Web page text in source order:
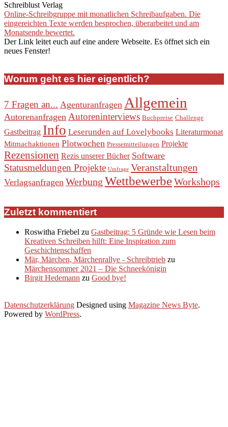
Schreiblust Verlag
Online-Schreibgruppe mit monatlichen Schreibaufgaben. Die
eingereichten Texte werden besprochen, überarbeitet und am
Monatsende bewertet.
Der Link leitet euch auf eine andere Webseite. Es öffnet sich ein
neues Fenster!
Worum geht es hier eigentlich?
7 Fragen an... Agenturanfragen Allgemein
Autorenanfragen Autoreninterviews Buchpreise Challenge
Gastbeitrag Info Leserunden auf Lovelybooks Literaturmonat
Mitmachaktionen Plotwochen Pressemitteilungen Projekte
Rezensionen Rezis unserer Bücher Software
Statusmeldungen Projekte Umfrage Veranstaltungen
Verlagsanfragen Werbung WettbewerbeWorkshops
Zuletzt kommentiert
Roswitha Friebel zu Gastbeitrag: 5 Gründe wie Lesen beim
Kreativen Schreiben hilft: Eine Inspiration zum
Geschichtenschaffen
Mär, Märchen, Märchenrallye - Schreibtrieb zu
Märchensommer 2021 – Die Schneekönigin
Birgit Hedemann zu Good bye!
Datenschutzerklärung Designed using Magazine News Byte.
Powered by WordPress.